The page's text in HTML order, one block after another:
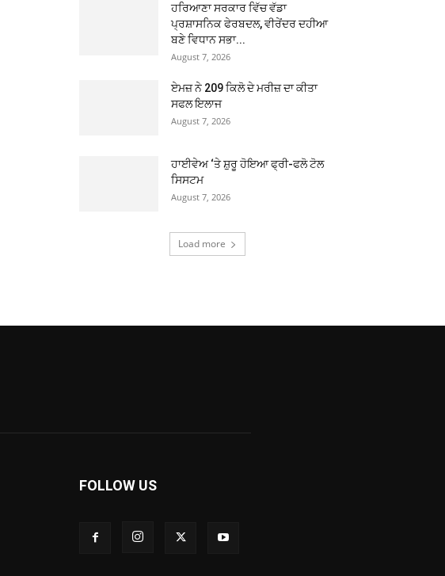
ਹਰਿਆਣਾ ਸਰਕਾਰ ਵਿੱਚ ਵੱਡਾ
ਪ੍ਰਸ਼ਾਸਨਿਕ ਫੇਰਬਦਲ, ਵੀਰੇਂਦਰ ਦਹੀਆ
ਬਣੇ ਵਿਧਾਨ ਸਭਾ...
August 7, 2026
ਏਮਜ਼ ਨੇ 209 ਕਿਲੋ ਦੇ ਮਰੀਜ਼ ਦਾ ਕੀਤਾ
ਸਫਲ ਇਲਾਜ
August 7, 2026
ਹਾਈਵੇਅ ‘ਤੇ ਸ਼ੁਰੂ ਹੋਇਆ ਫ੍ਰੀ-ਫਲੋ ਟੋਲ
ਸਿਸਟਮ
August 7, 2026
Load more
FOLLOW US